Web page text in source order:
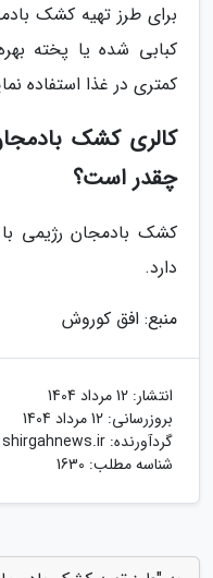
برای طرز تهیه کشک
کبابی شده یا پخته
کمتری در غذا استفاده
کالری کشک
چقدر است؟
دارد.
منبع: افق کوروش
انتشار: 12 مرداد 1404
بروزرسانی: 12 مرداد 1404
گردآورنده: shirgahnews.ir
شناسه مطلب: 1630